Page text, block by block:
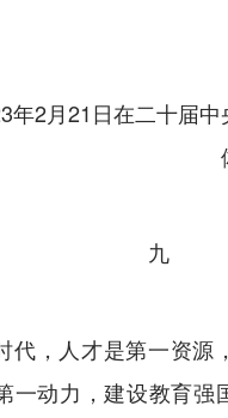
年2月21日在二十届
九
代，人才是第一资源
一动力，建设教育强